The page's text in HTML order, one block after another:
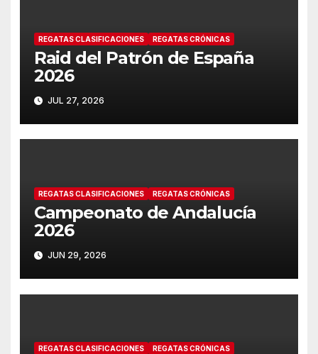
REGATAS CLASIFICACIONES REGATAS CRÓNICAS
Raid del Patrón de España
2026
JUL 27, 2026
REGATAS CLASIFICACIONES REGATAS CRÓNICAS
Campeonato de Andalucía
2026
JUN 29, 2026
REGATAS CLASIFICACIONES REGATAS CRÓNICAS